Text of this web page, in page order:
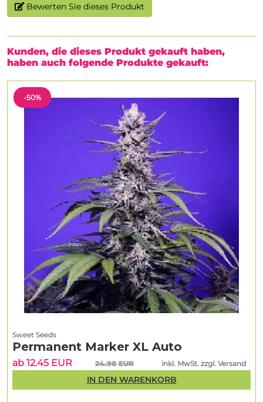
Bewerten Sie dieses Produkt
Kunden, die dieses Produkt gekauft haben,
haben auch folgende Produkte gekauft:
-50%
Sweet Seeds
Permanent Marker XL Auto
ab 12.45 EUR 24.90 EUR inkl. MwSt. zzgl. Versand
IN DEN WARENKORB